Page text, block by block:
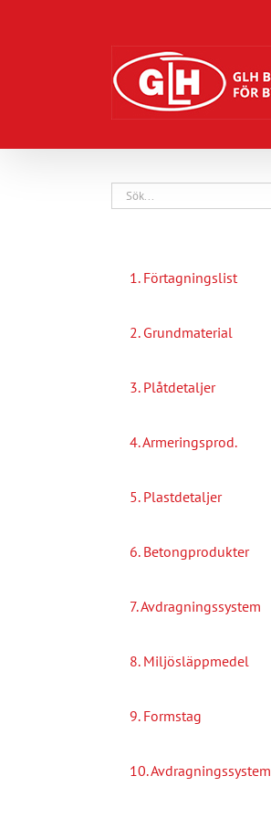
1. Förtagningslist
2. Grundmaterial
3. Plåtdetaljer
4. Armeringsprod.
5. Plastdetaljer
6. Betongprodukter
7. Avdragningssystem
8. Miljösläppmedel
9. Formstag
10. Avdragningssystem